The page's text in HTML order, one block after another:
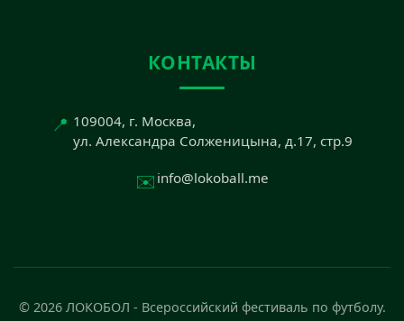
КОНТАКТЫ
📍 109004, г. Москва,
ул. Александра Солженицына, д.17, стр.9
✉️ info@lokoball.me
© 2026 ЛОКОБОЛ - Всероссийский фестиваль по футболу.